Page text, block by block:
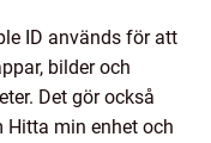
ID används för att
bilder och
Det gör också
min enhet och